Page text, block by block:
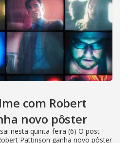
com Robert
novo pôster
nesta quinta-feira (6) O post
Pattinson ganha novo pôster